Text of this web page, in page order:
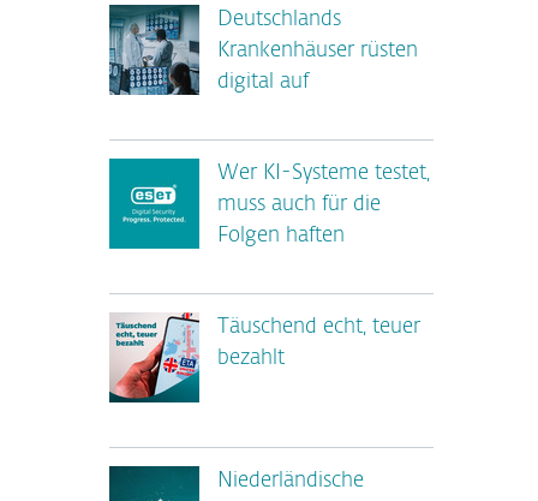
Deutschlands
Krankenhäuser rüsten
digital auf
Wer KI-Systeme testet,
muss auch für die
Folgen haften
Täuschend echt, teuer
bezahlt
Niederländische